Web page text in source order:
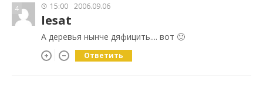
4 15:00 2006.09.06
lesat
А деревья нынче дяфицить.... вот 🙂
Ответить